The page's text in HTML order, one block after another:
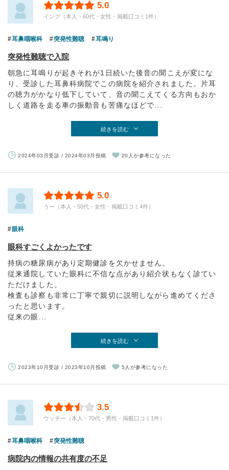
5.0
イング（本人・60代・女性・掲載口コミ1件）
耳鼻咽喉科 突発性難聴 耳鳴り
突発性難聴で入院
朝急に耳鳴りが起きそれが1日続いた後音の聞こえが変にな
り、受診した耳鼻科病院でこの病院を紹介されました。片耳
の聴力がかなり低下していて、音の聞こえてくる方向もおか
しく道路を走る車の振動音も苦痛なほどで...
続きを読む
2024年03月受診 / 2024年03月投稿 20人が参考になった
5.0
うー（本人・50代・女性・掲載口コミ4件）
眼科
眼科すごくよかったです
持病の糖尿病があり定期健診を欠かせません。
従来通院していた眼科に不信な点があり紹介状もなく診てい
ただけました。
検査も診察も非常に丁寧で親切に説明しながら進めてくださ
ったと思います。
従来の眼...
続きを読む
2023年10月受診 / 2023年10月投稿 5人が参考になった
3.5
ウッチー（本人・70代・男性・掲載口コミ1件）
耳鼻咽喉科 突発性難聴
病院内の情報の共有度の不足